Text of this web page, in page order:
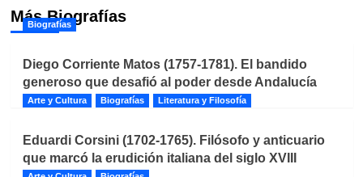
Más Biografías
Biografías
Diego Corriente Matos (1757-1781). El bandido
generoso que desafió al poder desde Andalucía
Arte y Cultura Biografías Literatura y Filosofía
Eduardi Corsini (1702-1765). Filósofo y anticuario
que marcó la erudición italiana del siglo XVIII